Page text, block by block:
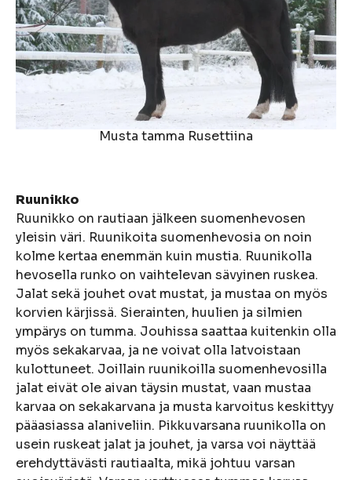
Musta tamma Rusettiina
Ruunikko
Ruunikko on rautiaan jälkeen suomenhevosen
yleisin väri. Ruunikoita suomenhevosia on noin
kolme kertaa enemmän kuin mustia. Ruunikolla
hevosella runko on vaihtelevan sävyinen ruskea.
Jalat sekä jouhet ovat mustat, ja mustaa on myös
korvien kärjissä. Sierainten, huulien ja silmien
ympärys on tumma. Jouhissa saattaa kuitenkin olla
myös sekakarvaa, ja ne voivat olla latvoistaan
kulottuneet. Joillain ruunikoilla suomenhevosilla
jalat eivät ole aivan täysin mustat, vaan mustaa
karvaa on sekakarvana ja musta karvoitus keskittyy
pääasiassa alaniveliin. Pikkuvarsana ruunikolla on
usein ruskeat jalat ja jouhet, ja varsa voi näyttää
erehdyttävästi rautiaalta, mikä johtuu varsan